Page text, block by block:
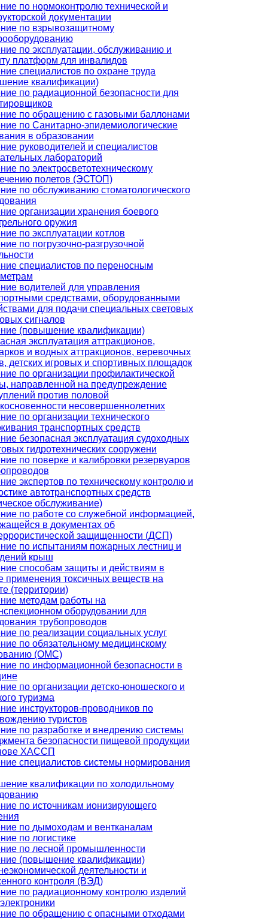
по нормоконтролю технической и
документации
по взрывозащитному
по эксплуатации, обслуживанию и
платформ для инвалидов
специалистов по охране труда
квалификации)
по радиационной безопасности для
по обращению с газовыми баллонами
по Санитарно-эпидемиологические
в образовании
руководителей и специалистов
лабораторий
по электросветотехническому
полетов (ЭСТОП)
по обслуживанию стоматологического
организации хранения боевого
оружия
по эксплуатации котлов
по погрузочно-разгрузочной
специалистов по переносным
водителей для управления
средствами, оборудованными
для подачи специальных световых
сигналов
(повышение квалификации)
эксплуатация аттракционов,
и водных аттракционов, веревочных
детских игровых и спортивных площадок
по организации профилактической
направленной на предупреждение
против половой
несовершеннолетних
по организации технического
транспортных средств
безопасная эксплуатация судоходных
гидротехнических сооружени
по поверке и калибровки резервуаров
экспертов по техническому контролю и
автотранспортных средств
обслуживание)
по работе со служебной информацией,
в документах об
защищенности (ДСП)
по испытаниям пожарных лестниц и
крыш
способам защиты и действиям в
применения токсичных веществ на
(территории)
методам работы на
оборудовании для
трубопроводов
по реализации социальных услуг
по обязательному медицинскому
(ОМС)
по информационной безопасности в
по организации детско-юношеского и
туризма
инструкторов-проводников по
туристов
по разработке и внедрению системы
безопасности пищевой продукции
ХАССП
специалистов системы нормирования
квалификации по холодильному
по источникам ионизирующего
по дымоходам и вентканалам
по логистике
по лесной промышленности
(повышение квалификации)
деятельности и
контроля (ВЭД)
по радиационному контролю изделий
по обращению с опасными отходами